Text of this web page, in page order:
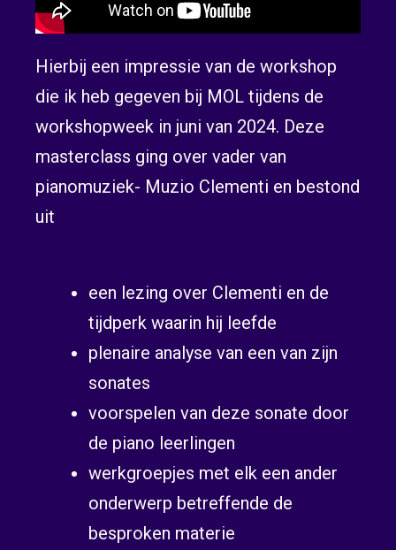
Hierbij een impressie van de workshop
die ik heb gegeven bij MOL tijdens de
workshopweek in juni van 2024. Deze
masterclass ging over vader van
pianomuziek- Muzio Clementi en bestond
uit
een lezing over Clementi en de
tijdperk waarin hij leefde
plenaire analyse van een van zijn
sonates
voorspelen van deze sonate door
de piano leerlingen
werkgroepjes met elk een ander
onderwerp betreffende de
besproken materie